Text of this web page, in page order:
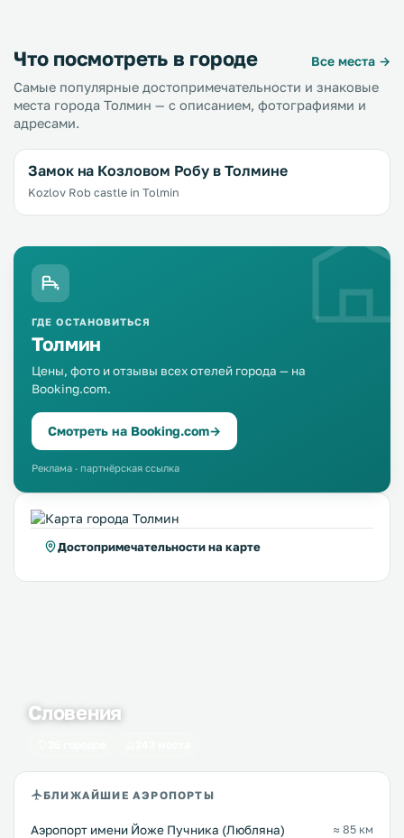
Что посмотреть в городе
Все места →
Самые популярные достопримечательности и знаковые
места города Толмин — с описанием, фотографиями и
адресами.
Замок на Козловом Робу в Толмине
Kozlov Rob castle in Tolmin
ГДЕ ОСТАНОВИТЬСЯ
Толмин
Цены, фото и отзывы всех отелей города — на
Booking.com.
Смотреть на Booking.com→
Реклама · партнёрская ссылка
Достопримечательности на карте
Словения
БЛИЖАЙШИЕ АЭРОПОРТЫ
Аэропорт имени Йоже Пучника (Любляна) ≈ 85 км